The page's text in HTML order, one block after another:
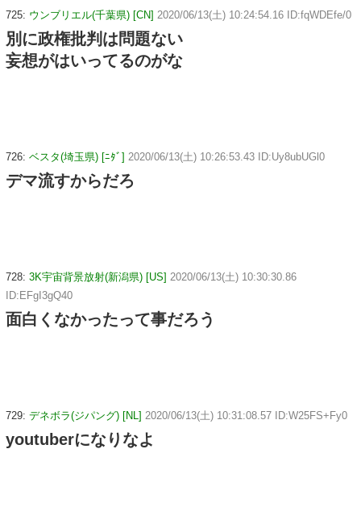
725: ウンブリエル(千葉県) [CN] 2020/06/13(土) 10:24:54.16 ID:fqWDEfe/0
別に政権批判は問題ない
妄想がはいってるのがな
726: ベスタ(埼玉県) [ﾆﾀﾞ] 2020/06/13(土) 10:26:53.43 ID:Uy8ubUGl0
デマ流すからだろ
728: 3K宇宙背景放射(新潟県) [US] 2020/06/13(土) 10:30:30.86
ID:EFgI3gQ40
面白くなかったって事だろう
729: デネボラ(ジパング) [NL] 2020/06/13(土) 10:31:08.57 ID:W25FS+Fy0
youtuberになりなよ